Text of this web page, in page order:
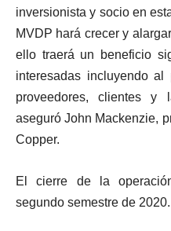
inversionista y socio en
MVDP hará crecer y
ello traerá un beneficio
interesadas incluyendo al
proveedores, clientes y
aseguró John Mackenzie,
Copper.
El cierre de la
segundo semestre de 2020.